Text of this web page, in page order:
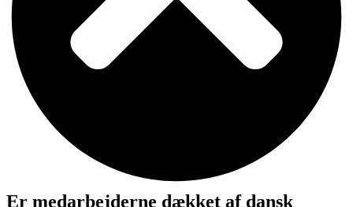
Er medarbejderne dækket af dansk